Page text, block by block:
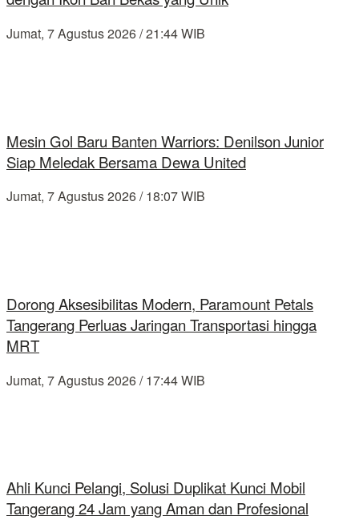
Jumat, 7 Agustus 2026 / 21:44 WIB
Mesin Gol Baru Banten Warriors: Denilson Junior
Siap Meledak Bersama Dewa United
Jumat, 7 Agustus 2026 / 18:07 WIB
Dorong Aksesibilitas Modern, Paramount Petals
Tangerang Perluas Jaringan Transportasi hingga
MRT
Jumat, 7 Agustus 2026 / 17:44 WIB
Ahli Kunci Pelangi, Solusi Duplikat Kunci Mobil
Tangerang 24 Jam yang Aman dan Profesional